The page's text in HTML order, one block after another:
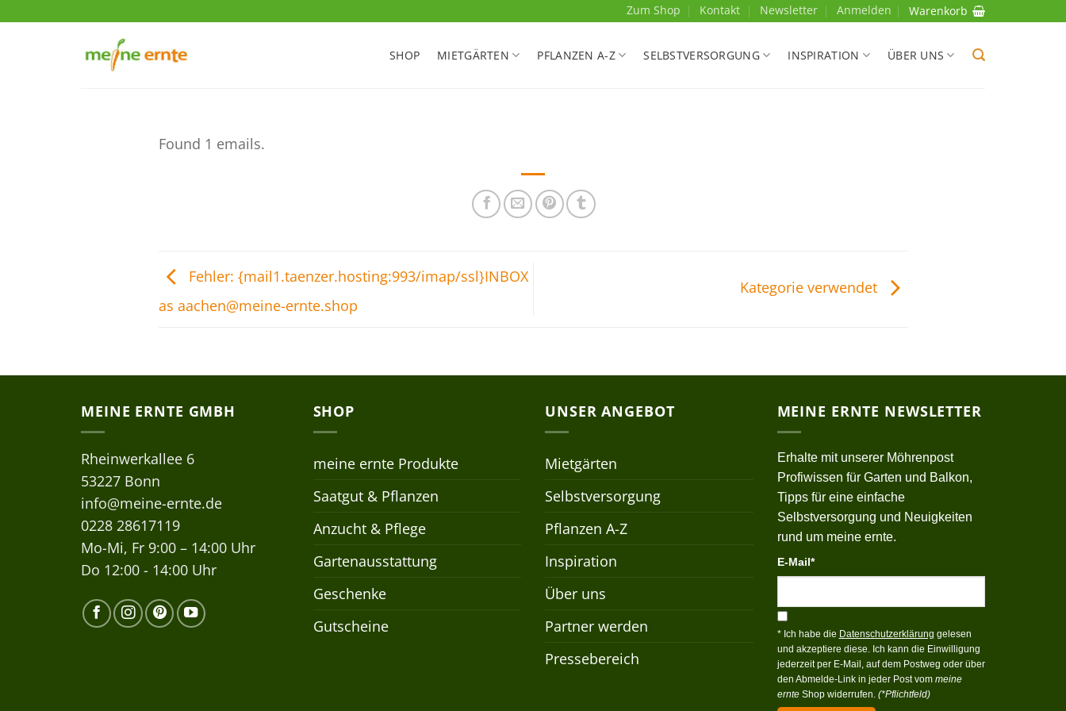
Zum Shop Kontakt Newsletter Anmelden Warenkorb
SHOP MIETGÄRTEN PFLANZEN A-Z SELBSTVERSORGUNG INSPIRATION ÜBER UNS
Found 1 emails.
Fehler: {mail1.taenzer.hosting:993/imap/ssl}INBOX
as aachen@meine-ernte.shop
Kategorie verwendet
MEINE ERNTE GMBH
Rheinwerkallee 6
53227 Bonn
info@meine-ernte.de
0228 28617119
Mo-Mi, Fr 9:00 – 14:00 Uhr
Do 12:00 - 14:00 Uhr
SHOP
meine ernte Produkte
Saatgut & Pflanzen
Anzucht & Pflege
Gartenausstattung
Geschenke
Gutscheine
UNSER ANGEBOT
Mietgärten
Selbstversorgung
Pflanzen A-Z
Inspiration
Über uns
Partner werden
Pressebereich
MEINE ERNTE NEWSLETTER
Erhalte mit unserer Möhrenpost
Profiwissen für Garten und Balkon,
Tipps für eine einfache
Selbstversorgung und Neuigkeiten
rund um meine ernte.
E-Mail*
* Ich habe die Datenschutzerklärung gelesen
und akzeptiere diese. Ich kann die Einwilligung
jederzeit per E-Mail, auf dem Postweg oder über
den Abmelde-Link in jeder Post vom meine
ernteShop widerrufen. (*Pflichtfeld)